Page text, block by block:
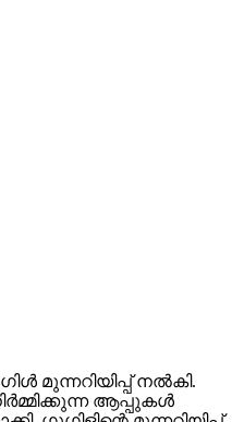
മുന്നറിയിപ്പ് നല്‍കി.
ആപ്പുകള്‍